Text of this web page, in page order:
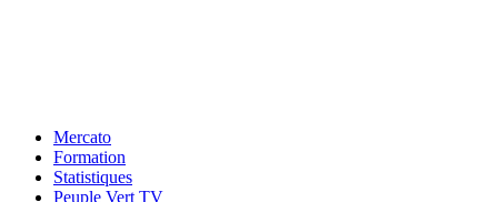
Mercato
Formation
Statistiques
Peuple Vert TV